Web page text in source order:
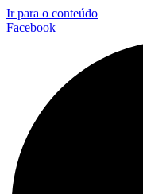
Ir para o conteúdo
Facebook